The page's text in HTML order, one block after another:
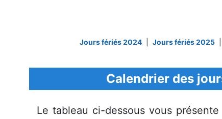
Jours fériés 2024 Jours fériés 2025
Calendrier des
Le tableau ci-dessous vous présente